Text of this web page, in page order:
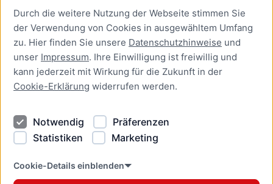
Durch die weitere Nutzung der Webseite stimmen Sie
der Verwendung von Cookies in ausgewähltem Umfang
zu. Hier finden Sie unsere Datenschutzhinweise und
unser Impressum. Ihre Einwilligung ist freiwillig und
kann jederzeit mit Wirkung für die Zukunft in der
Cookie-Erklärung widerrufen werden.
Notwendig
Präferenzen
Statistiken
Marketing
Cookie-Details einblenden
Presse
Newsletter Lübeck:kompakt
Kontakt
Kontakt
Datenschutzhinweise
Barrierefreiheit
Cookie Erklärung